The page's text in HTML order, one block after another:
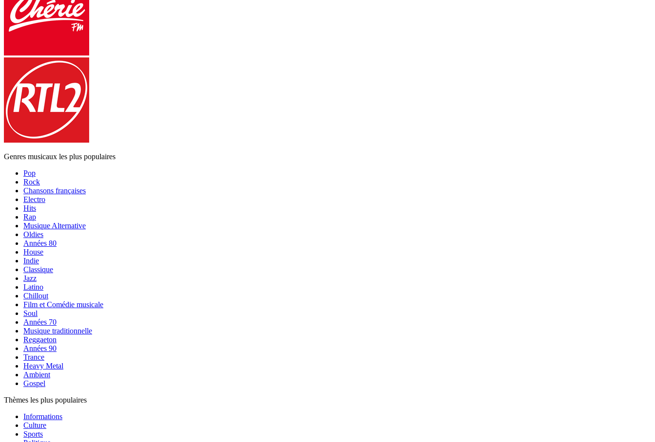
Genres musicaux les plus populaires
Pop
Rock
Chansons françaises
Electro
Hits
Rap
Musique Alternative
Oldies
Années 80
House
Indie
Classique
Jazz
Latino
Chillout
Film et Comédie musicale
Soul
Années 70
Musique traditionnelle
Reggaeton
Années 90
Trance
Heavy Metal
Ambient
Gospel
Thèmes les plus populaires
Informations
Culture
Sports